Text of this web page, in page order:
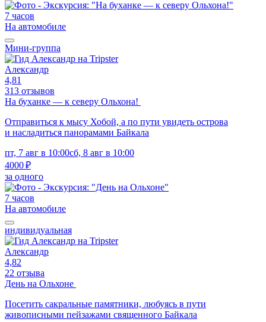
7 часов
На автомобиле
Мини-группа
Александр
4,81
313 отзывов
На буханке — к северу Ольхона!
Отправиться к мысу Хобой, а по пути увидеть острова
и насладиться панорамами Байкала
пт, 7 авг в 10:00сб, 8 авг в 10:00
4000 ₽
за одного
7 часов
На автомобиле
индивидуальная
Александр
4,82
22 отзыва
День на Ольхоне
Посетить сакральные памятники, любуясь в пути
живописными пейзажами священного Байкала